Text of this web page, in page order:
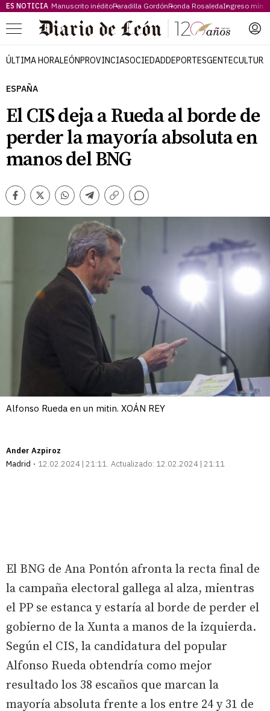
ES NOTICIA Manuscrito inéditoParadilla GordónRonda RosaledaIngreso
Menú
ÚLTIMA HORALEÓNPROVINCIASOCIEDADDEPORTESGENTECULTURA
ESPAÑA
El CIS deja a Rueda al borde de
perder la mayoría absoluta en
manos del BNG
Facebook
TwitterWhatsappTelegram
Copiar
Comentarios
Alfonso Rueda en un mitin. XOÁN REY
Ander Azpiroz
Madrid
12.02.2024 | 21:11 Actualizado: 12.02.2024 | 21:11
El BNG de Ana Pontón afronta la recta final de
la campaña electoral gallega al alza, mientras
el PP se estanca y estaría al borde de perder el
gobierno de la Xunta a manos de la izquierda.
Según el CIS, la candidatura del popular
Alfonso Rueda obtendría como mejor
resultado los 38 escaños que marcan la
mayoría absoluta frente a los entre 24 y 31 de